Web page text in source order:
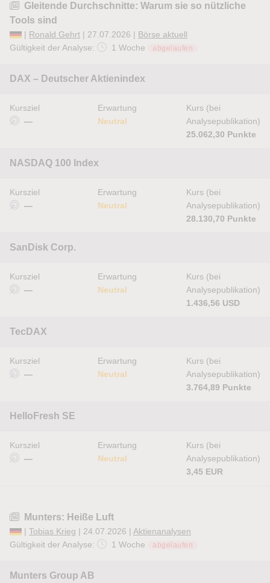
Gleitende Durchschnitte: Warum sie so nützliche
Tools sind
| Ronald Gehrt | 27.07.2026 | Börse aktuell
Gültigkeit der Analyse:
1 Woche abgelaufen
DAX – Deutscher Aktienindex
Kursziel
—
Erwartung
Neutral
Kurs (bei
Analysepublikation)
25.062,30 Punkte
NASDAQ 100 Index
Kursziel
—
Erwartung
Neutral
Kurs (bei
Analysepublikation)
28.130,70 Punkte
SanDisk Corp.
Kursziel
—
Erwartung
Neutral
Kurs (bei
Analysepublikation)
1.436,56 USD
TecDAX
Kursziel
—
Erwartung
Neutral
Kurs (bei
Analysepublikation)
3.764,89 Punkte
HelloFresh SE
Kursziel
—
Erwartung
Neutral
Kurs (bei
Analysepublikation)
3,45 EUR
Munters: Heiße Luft
| Tobias Krieg | 24.07.2026 | Aktienanalysen
Gültigkeit der Analyse:
1 Woche abgelaufen
Munters Group AB